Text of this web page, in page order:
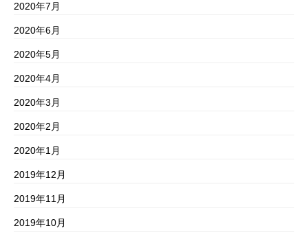
2020年7月
2020年6月
2020年5月
2020年4月
2020年3月
2020年2月
2020年1月
2019年12月
2019年11月
2019年10月